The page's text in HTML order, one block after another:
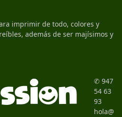
imprimir de todo, colores y
además de ser majísimos y
✆ 947
54 63
93
hola@